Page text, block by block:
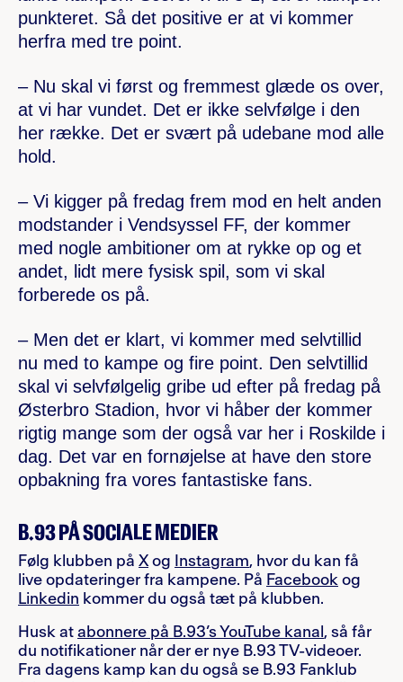
punkteret. Så det positive er at vi kommer
herfra med tre point.
– Nu skal vi først og fremmest glæde os over,
at vi har vundet. Det er ikke selvfølge i den
her række. Det er svært på udebane mod alle
hold.
– Vi kigger på fredag frem mod en helt anden
modstander i Vendsyssel FF, der kommer
med nogle ambitioner om at rykke op og et
andet, lidt mere fysisk spil, som vi skal
forberede os på.
– Men det er klart, vi kommer med selvtillid
nu med to kampe og fire point. Den selvtillid
skal vi selvfølgelig gribe ud efter på fredag på
Østerbro Stadion, hvor vi håber der kommer
rigtig mange som der også var her i Roskilde i
dag. Det var en fornøjelse at have den store
opbakning fra vores fantastiske fans.
B.93 PÅ SOCIALE MEDIER
Følg klubben på X og Instagram, hvor du kan få
live opdateringer fra kampene. På Facebook og
Linkedin kommer du også tæt på klubben.
Husk at abonnere på B.93’s YouTube kanal , så får
du notifikationer når der er nye B.93 TV-videoer.
Fra dagens kamp kan du også se B.93 Fanklub